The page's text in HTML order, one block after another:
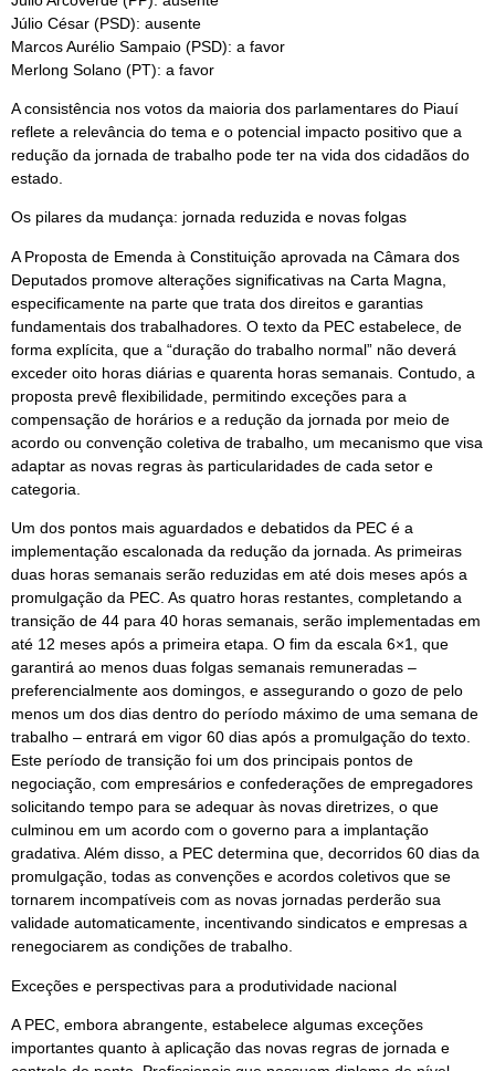
Júlio César (PSD): ausente
Marcos Aurélio Sampaio (PSD): a favor
Merlong Solano (PT): a favor
A consistência nos votos da maioria dos parlamentares do Piauí
reflete a relevância do tema e o potencial impacto positivo que a
redução da jornada de trabalho pode ter na vida dos cidadãos do
estado.
Os pilares da mudança: jornada reduzida e novas folgas
A Proposta de Emenda à Constituição aprovada na Câmara dos
Deputados promove alterações significativas na Carta Magna,
especificamente na parte que trata dos direitos e garantias
fundamentais dos trabalhadores. O texto da PEC estabelece, de
forma explícita, que a “duração do trabalho normal” não deverá
exceder oito horas diárias e quarenta horas semanais. Contudo, a
proposta prevê flexibilidade, permitindo exceções para a
compensação de horários e a redução da jornada por meio de
acordo ou convenção coletiva de trabalho, um mecanismo que visa
adaptar as novas regras às particularidades de cada setor e
categoria.
Um dos pontos mais aguardados e debatidos da PEC é a
implementação escalonada da redução da jornada. As primeiras
duas horas semanais serão reduzidas em até dois meses após a
promulgação da PEC. As quatro horas restantes, completando a
transição de 44 para 40 horas semanais, serão implementadas em
até 12 meses após a primeira etapa. O fim da escala 6×1, que
garantirá ao menos duas folgas semanais remuneradas –
preferencialmente aos domingos, e assegurando o gozo de pelo
menos um dos dias dentro do período máximo de uma semana de
trabalho – entrará em vigor 60 dias após a promulgação do texto.
Este período de transição foi um dos principais pontos de
negociação, com empresários e confederações de empregadores
solicitando tempo para se adequar às novas diretrizes, o que
culminou em um acordo com o governo para a implantação
gradativa. Além disso, a PEC determina que, decorridos 60 dias da
promulgação, todas as convenções e acordos coletivos que se
tornarem incompatíveis com as novas jornadas perderão sua
validade automaticamente, incentivando sindicatos e empresas a
renegociarem as condições de trabalho.
Exceções e perspectivas para a produtividade nacional
A PEC, embora abrangente, estabelece algumas exceções
importantes quanto à aplicação das novas regras de jornada e